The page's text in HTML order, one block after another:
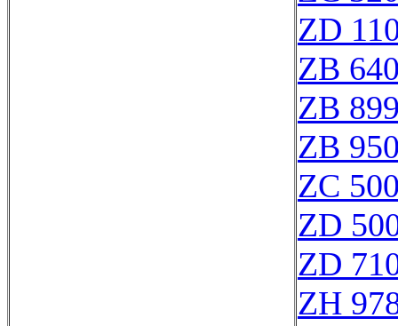
ZD
ZB
ZB
ZB
ZC
ZD
ZD
ZH